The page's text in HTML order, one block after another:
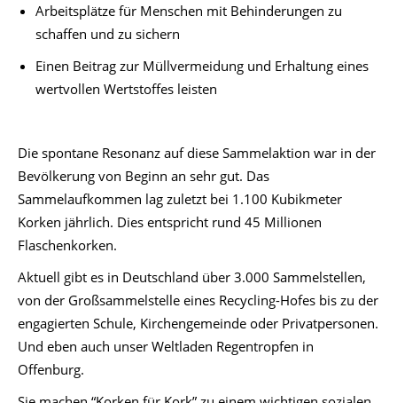
Arbeitsplätze für Menschen mit Behinderungen zu
schaffen und zu sichern
Einen Beitrag zur Müllvermeidung und Erhaltung eines
wertvollen Wertstoffes leisten
Die spontane Resonanz auf diese Sammelaktion war in der
Bevölkerung von Beginn an sehr gut. Das
Sammelaufkommen lag zuletzt bei 1.100 Kubikmeter
Korken jährlich. Dies entspricht rund 45 Millionen
Flaschenkorken.
Aktuell gibt es in Deutschland über 3.000 Sammelstellen,
von der Großsammelstelle eines Recycling-Hofes bis zu der
engagierten Schule, Kirchengemeinde oder Privatpersonen.
Und eben auch unser Weltladen Regentropfen in
Offenburg.